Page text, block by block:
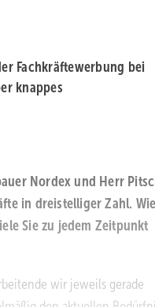
Fachkräftewerbung bei
knappes
Nordex und Herr
in dreistelliger Zahl. Wie
Sie zu jedem Zeitpunkt
wir jeweils gerade